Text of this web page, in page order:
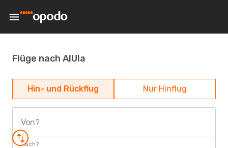
Flüge nach AlUla
Hin- und Rückflug Nur Hinflug
Von?
Nach?